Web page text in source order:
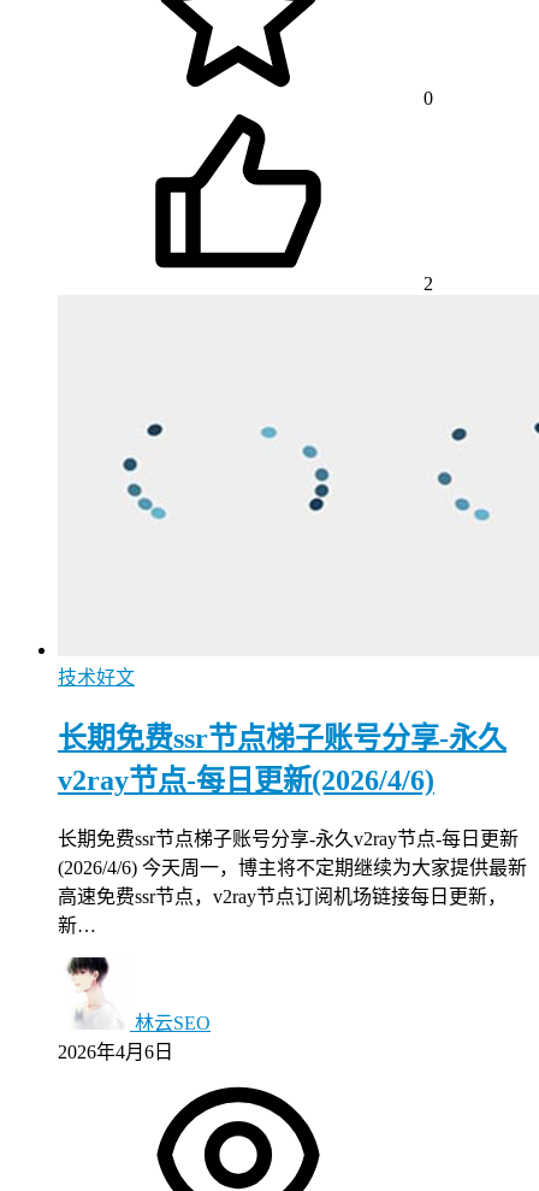
0
2
技术好文
长期免费ssr节点梯子账号分享-永久
v2ray节点-每日更新(2026/4/6)
长期免费ssr节点梯子账号分享-永久v2ray节点-每日更新
(2026/4/6) 今天周一，博主将不定期继续为大家提供最新
高速免费ssr节点，v2ray节点订阅机场链接每日更新，
新…
林云SEO
2026年4月6日